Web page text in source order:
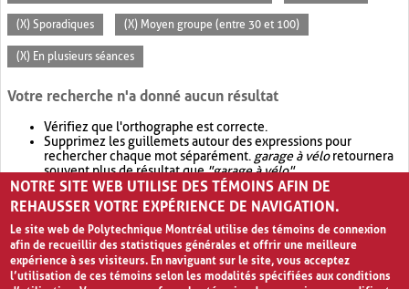
(X) Sporadiques (X) Moyen groupe (entre 30 et 100)
(X) En plusieurs séances
Votre recherche n'a donné aucun résultat
Vérifiez que l'orthographe est correcte.
Supprimez les guillemets autour des expressions pour
rechercher chaque mot séparément. garage à véloretournera
souvent plus de résultat que"garage à vélo".
Envisagez d'élargir votre recherche avec OR.garage OR vélo
retournera souvent plus de résultat quegarage à vélo
NOTRE SITE WEB UTILISE DES TÉMOINS AFIN DE
REHAUSSER VOTRE EXPÉRIENCE DE NAVIGATION.
Le site web de Polytechnique Montréal utilise des témoins de connexion
afin de recueillir des statistiques générales et offrir une meilleure
expérience à ses visiteurs. En naviguant sur le site, vous acceptez
l’utilisation de ces témoins selon les modalités spécifiées aux conditions